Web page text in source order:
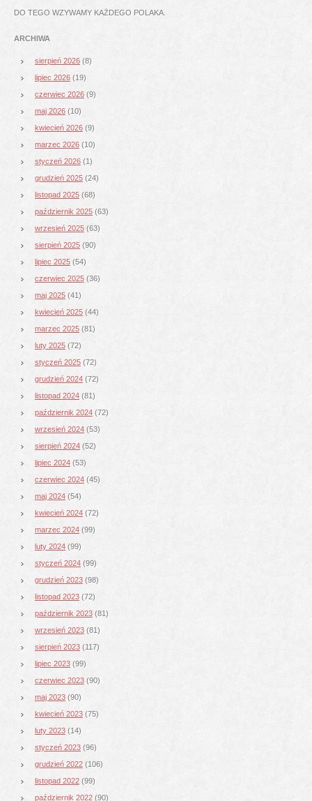
DO TEGO WZYWAMY KAŻDEGO POLAKA.
ARCHIWA
sierpień 2026 (8)
lipiec 2026 (19)
czerwiec 2026 (9)
maj 2026 (10)
kwiecień 2026 (9)
marzec 2026 (10)
styczeń 2026 (1)
grudzień 2025 (24)
listopad 2025 (68)
październik 2025 (63)
wrzesień 2025 (63)
sierpień 2025 (90)
lipiec 2025 (54)
czerwiec 2025 (36)
maj 2025 (41)
kwiecień 2025 (44)
marzec 2025 (81)
luty 2025 (72)
styczeń 2025 (72)
grudzień 2024 (72)
listopad 2024 (81)
październik 2024 (72)
wrzesień 2024 (53)
sierpień 2024 (52)
lipiec 2024 (53)
czerwiec 2024 (45)
maj 2024 (54)
kwiecień 2024 (72)
marzec 2024 (99)
luty 2024 (99)
styczeń 2024 (99)
grudzień 2023 (98)
listopad 2023 (72)
październik 2023 (81)
wrzesień 2023 (81)
sierpień 2023 (117)
lipiec 2023 (99)
czerwiec 2023 (90)
maj 2023 (90)
kwiecień 2023 (75)
luty 2023 (14)
styczeń 2023 (96)
grudzień 2022 (106)
listopad 2022 (99)
październik 2022 (90)